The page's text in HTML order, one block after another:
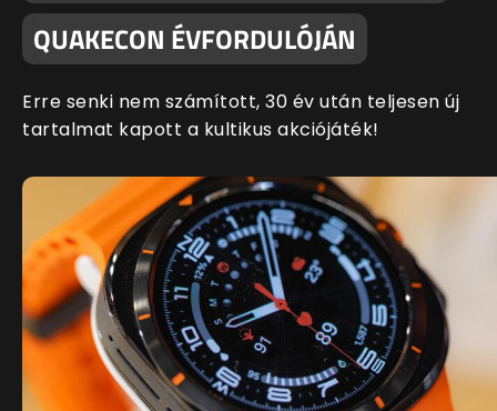
QUAKECON ÉVFORDULÓJÁN
Erre senki nem számított, 30 év után teljesen új
tartalmat kapott a kultikus akciójáték!